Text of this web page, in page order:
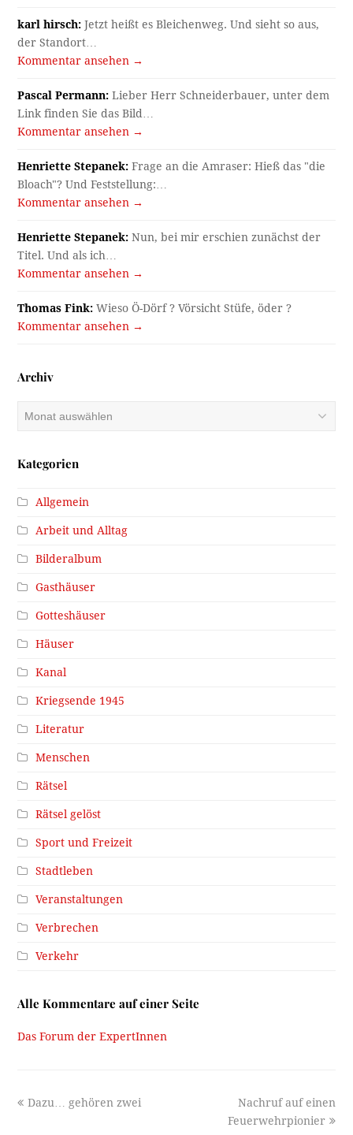
karl hirsch: Jetzt heißt es Bleichenweg. Und sieht so aus,
der Standort…
Kommentar ansehen →
Pascal Permann: Lieber Herr Schneiderbauer, unter dem
Link finden Sie das Bild…
Kommentar ansehen →
Henriette Stepanek: Frage an die Amraser: Hieß das "die
Bloach"? Und Feststellung:…
Kommentar ansehen →
Henriette Stepanek: Nun, bei mir erschien zunächst der
Titel. Und als ich…
Kommentar ansehen →
Thomas Fink: Wieso Ö-Dörf ? Vörsicht Stüfe, öder ?
Kommentar ansehen →
Archiv
Kategorien
Allgemein
Arbeit und Alltag
Bilderalbum
Gasthäuser
Gotteshäuser
Häuser
Kanal
Kriegsende 1945
Literatur
Menschen
Rätsel
Rätsel gelöst
Sport und Freizeit
Stadtleben
Veranstaltungen
Verbrechen
Verkehr
Alle Kommentare auf einer Seite
Das Forum der ExpertInnen
previous
Dazu… gehören zwei
next
post:
Nachruf auf einen
Feuerwehrpionier